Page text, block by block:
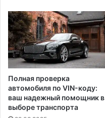
Полная проверка
автомобиля по VIN-коду:
ваш надежный помощник в
выборе транспорта